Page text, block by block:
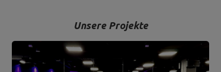
Starachowice in der Woiwodschaft Świętokrzyskie. Hier befinden
sich unsere Büroräume und die Produktions- und Lagerhallen. Von
hier aus werden alle Formen des Online-Verkaufs und der Kontakt
Unsere Projekte